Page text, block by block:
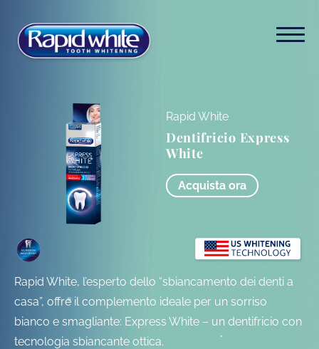
Rapid White
Dentifricio Express
White
Acquista ora
Rapid White, l’esperto dello “sbiancamento dei denti a
casa”, offre il complemento ideale per un sorriso
bianco e smagliante: Express White – un dentifricio con
tecnologia sbiancante ottica.